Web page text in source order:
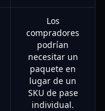
Los
compradores
podrían
necesitar un
paquete en
lugar de un
SKU de pase
individual.